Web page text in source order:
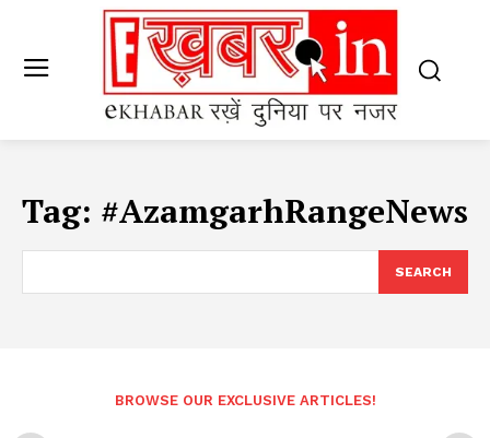
Tag: #AzamgarhRangeNews
SEARCH
BROWSE OUR EXCLUSIVE ARTICLES!